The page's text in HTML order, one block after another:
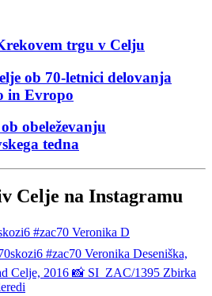
trgu v Celju
ob 70-letnici delovanja
in Evropo
obeleževanju
tedna
Celje na Instagramu
#zac70 Veronika D